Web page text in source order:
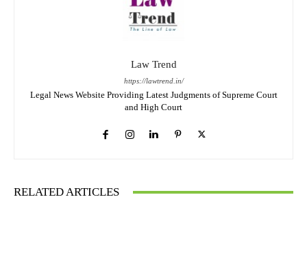
Law Trend
https://lawtrend.in/
Legal News Website Providing Latest Judgments of Supreme Court
and High Court
RELATED ARTICLES